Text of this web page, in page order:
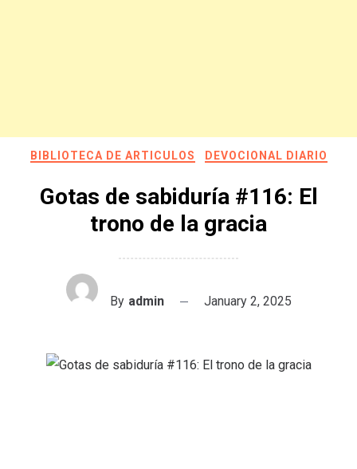
BIBLIOTECA DE ARTICULOS DEVOCIONAL DIARIO
Gotas de sabiduría #116: El
trono de la gracia
By admin January 2, 2025